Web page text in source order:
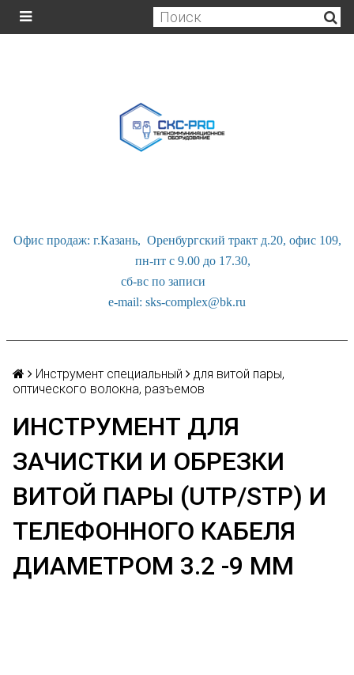
Офис продаж: г.Казань, Оренбургский тракт д.20, офис 109,
пн-пт с 9.00 до 17.30,
сб-вс по записи
e-mail: sks-complex@bk.ru
Инструмент специальный
для витой пары,
оптического волокна, разъемов
ИНСТРУМЕНТ ДЛЯ
ЗАЧИСТКИ И ОБРЕЗКИ
ВИТОЙ ПАРЫ (UTP/STP) И
ТЕЛЕФОННОГО КАБЕЛЯ
ДИАМЕТРОМ 3.2 -9 ММ